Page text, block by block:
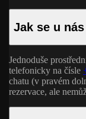
Jak se u
Jednoduše
telefonicky na čísle
chatu (v pravém
rezervace, ale